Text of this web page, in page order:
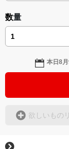
数量
本日8
欲しいもの